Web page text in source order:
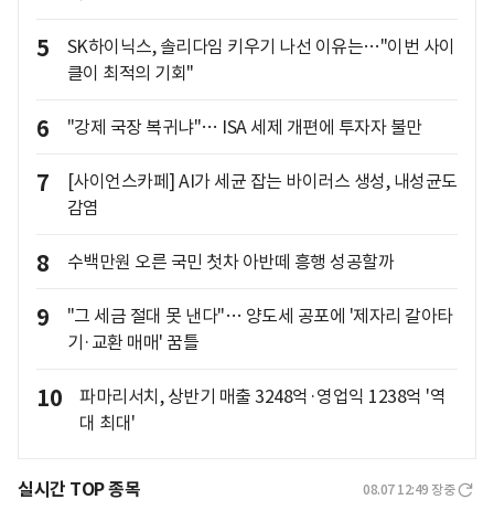
5
SK하이닉스, 솔리다임 키우기 나선 이유는…"이번 사이
클이 최적의 기회"
6 "강제 국장 복귀냐"… ISA 세제 개편에 투자자 불만
7
[사이언스카페] AI가 세균 잡는 바이러스 생성, 내성균도
감염
8 수백만원 오른 국민 첫차 아반떼 흥행 성공할까
9
"그 세금 절대 못 낸다"… 양도세 공포에 '제자리 갈아타
기·교환 매매' 꿈틀
10
파마리서치, 상반기 매출 3248억·영업익 1238억 '역
대 최대'
실시간 TOP 종목 08.07 12:49 장중